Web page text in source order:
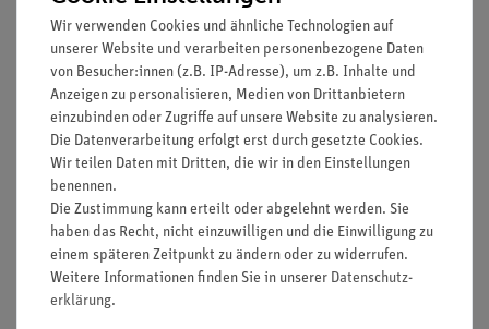
werden.
Vorteile
Keine zusätzlichen Kabelverbindungen zwischen den
Bausteinen nötig - übersichtlicherer und schnellerer
Bausteine
Hartvergoldete, korrosionsbeständige Kontakte
Doppelter Lernerfolg: Elektrischer Schaltplan auf der
Ober- und reelle Bauteile auf der Unterseite sichtbar
Wir verwenden Cookies und ähnliche Technologien auf
unserer Website und verarbeiten personenbezogene Daten
von Besucher:innen (z.B. IP-Adresse), um z.B. Inhalte und
Anzeigen zu personalisieren, Medien von Drittanbietern
einzubinden oder Zugriffe auf unsere Website zu analysieren.
Die Datenverarbeitung erfolgt erst durch gesetzte Cookies.
Wir teilen Daten mit Dritten, die wir in den Einstellungen
benennen.
Die Zustimmung kann erteilt oder abgelehnt werden. Sie
haben das Recht, nicht einzuwilligen und die Einwilligung zu
einem späteren Zeitpunkt zu ändern oder zu widerrufen.
Weitere Informationen finden Sie in unserer Daten­schutz­
erklärung.